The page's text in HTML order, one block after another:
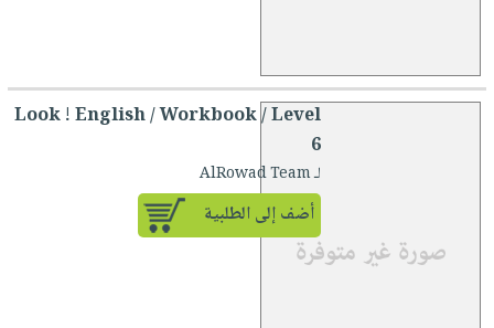
Look ! English / Workbook / Level
6
لـ AlRowad Team
أضف إلى الطلبية